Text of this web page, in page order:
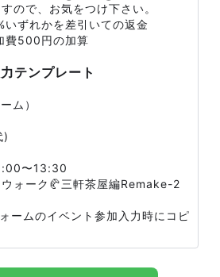
ので、お気をつけ下さい。
ずれかを差引いての返金
500円の加算
テンプレート
ム）
)
〜13:30
ォーク🥐三軒茶屋編Remake-2
ームのイベント参加入力時にコピ